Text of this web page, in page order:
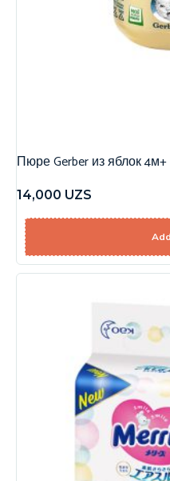
Пюре Gerber из яблок
14,000 UZS